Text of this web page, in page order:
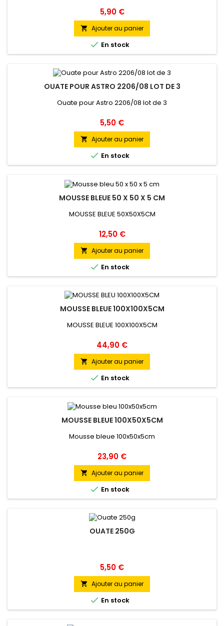
Prix
5,90 €
 Ajouter au panier
 En stock
OUATE POUR ASTRO 2206/08 LOT DE 3
Ouate pour Astro 2206/08 lot de 3
Prix
5,50 €
 Ajouter au panier
 En stock
MOUSSE BLEUE 50 X 50 X 5 CM
MOUSSE BLEUE 50X50X5CM
Prix
12,50 €
 Ajouter au panier
 En stock
MOUSSE BLEUE 100X100X5CM
MOUSSE BLEUE 100X100X5CM
Prix
44,90 €
 Ajouter au panier
 En stock
MOUSSE BLEUE 100X50X5CM
Mousse bleue 100x50x5cm
Prix
23,90 €
 Ajouter au panier
 En stock
OUATE 250G
Prix
5,50 €
 Ajouter au panier
 En stock